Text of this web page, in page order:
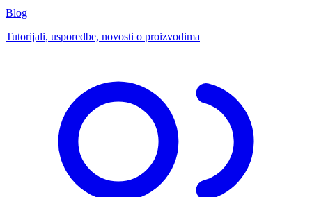
Blog
Tutorijali, usporedbe, novosti o proizvodima